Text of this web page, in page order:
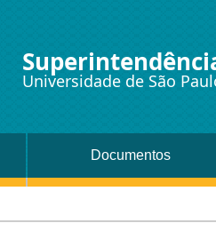
Universidade de São
Documentos